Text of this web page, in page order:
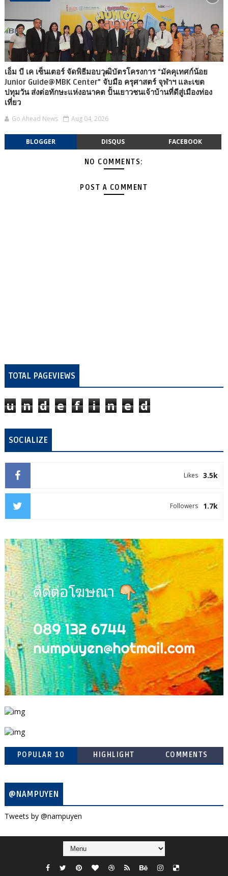
เอ็ม บี เค เซ็นเตอร์ จัดพิธีมอบวุฒิบัตรโครงการ “มัคคุเทศก์น้อย
Junior Guide@MBK Center” จับมือ ครุศาสตร์ จุฬาฯ และเขต
ปทุมวัน ส่งต่อทักษะแห่งอนาคต ปั้นเยาวชนเจ้าบ้านที่ดีสู่เมืองท่อง
เที่ยว
Go Ahead News Aug 04, 2026
BLOGGER DISQUS FACEBOOK
NO COMMENTS:
POST A COMMENT
TOTAL PAGEVIEWS
u n d e f i n e d
SOCIALIZE
3.5k
Likes
1.7k
Followers
POPULAR 10 HIGHLIGHT COMMENTS
@NAMPUYEN
Tweets by @nampuyen